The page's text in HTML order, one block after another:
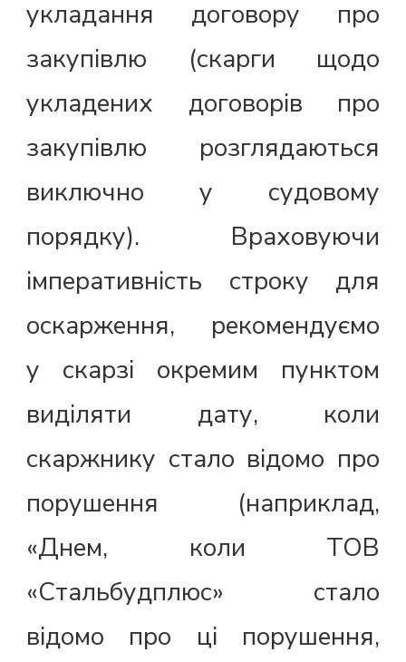
укладання договору про
закупівлю (скарги щодо
укладених договорів про
закупівлю розглядаються
виключно у судовому
порядку). Враховуючи
імперативність строку для
оскарження, рекомендуємо
у скарзі окремим пунктом
виділяти дату, коли
скаржнику стало відомо про
порушення (наприклад,
«Днем, коли ТОВ
«Стальбудплюс» стало
відомо про ці порушення,